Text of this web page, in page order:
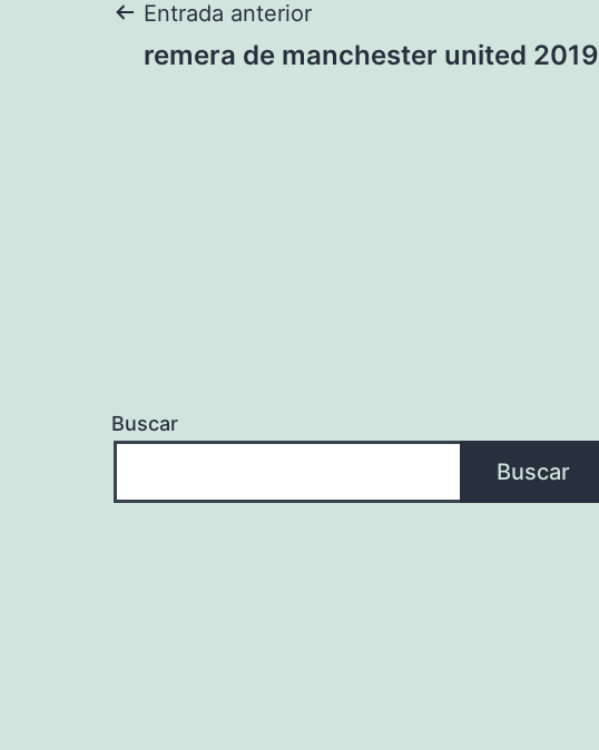
Navegación
Entrada anterior
remera de manchester united 2019
Buscar
Buscar